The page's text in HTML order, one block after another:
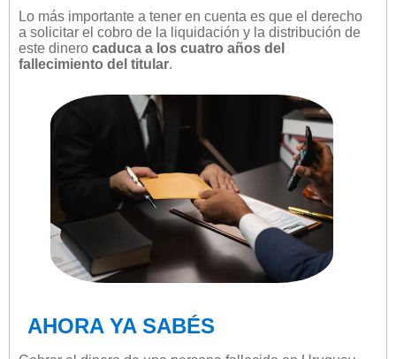
Lo más importante a tener en cuenta es que el derecho
a solicitar el cobro de la liquidación y la distribución de
este dinero caduca a los cuatro años del
fallecimiento del titular.
AHORA YA SABÉS